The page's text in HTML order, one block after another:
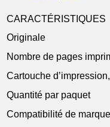
CARACTÉRISTIQUES
Originale
Nombre de pages
Cartouche
Quantité par paquet
Compatibilité de marque